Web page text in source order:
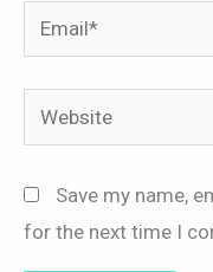
Email*
Website
Save my name,
for the next time I